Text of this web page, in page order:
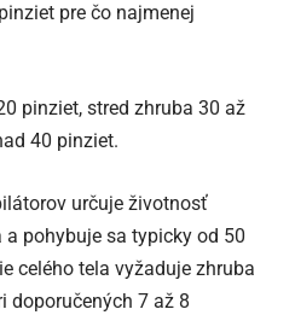
pre čo najmenej
pinziet, stred zhruba 30 až
40 pinziet.
určuje životnosť
pohybuje sa typicky od 50
celého tela vyžaduje zhruba
doporučených 7 až 8